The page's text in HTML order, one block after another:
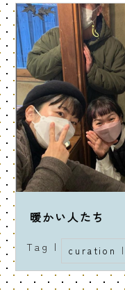
暖かい人たち
Tag | curation |